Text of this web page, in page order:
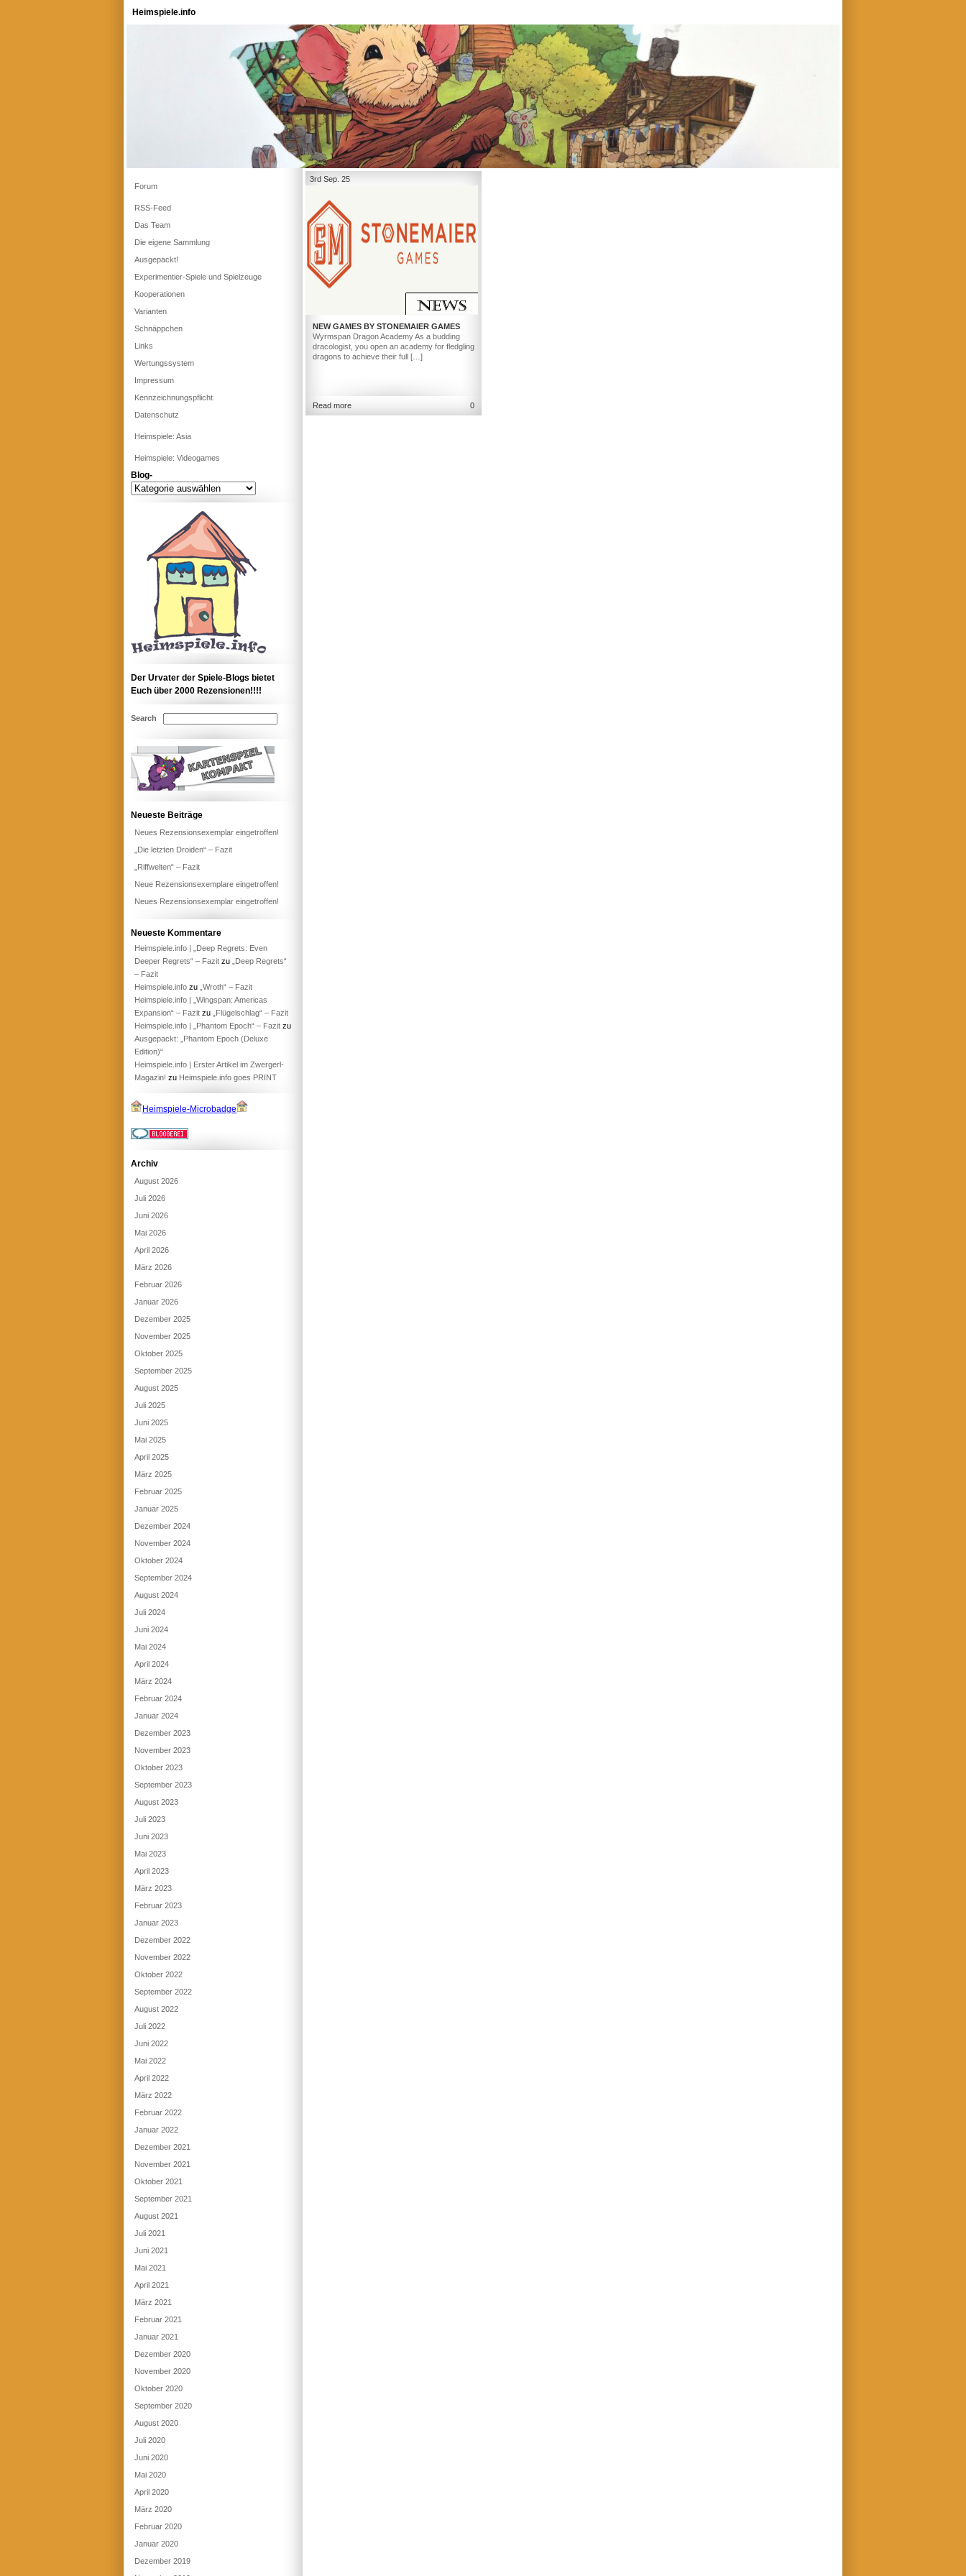
Heimspiele.info
3rd Sep. 25
NEW GAMES BY STONEMAIER GAMES
Wyrmspan Dragon Academy As a budding
dracologist, you open an academy for fledgling
dragons to achieve their full […]
Read more 0
Forum
RSS-Feed
Das Team
Die eigene Sammlung
Ausgepackt!
Experimentier-Spiele und Spielzeuge
Kooperationen
Varianten
Schnäppchen
Links
Wertungssystem
Impressum
Kennzeichnungspflicht
Datenschutz
Heimspiele: Asia
Heimspiele: Videogames
Blog-
Blog-
Der Urvater der Spiele-Blogs bietet
Euch über 2000 Rezensionen!!!!
Search
Neueste Beiträge
Neues Rezensionsexemplar eingetroffen!
„Die letzten Droiden“ – Fazit
„Riffwelten“ – Fazit
Neue Rezensionsexemplare eingetroffen!
Neues Rezensionsexemplar eingetroffen!
Neueste Kommentare
Heimspiele.info | „Deep Regrets: Even
Deeper Regrets“ – Fazit zu
„Deep Regrets“
– Fazit
Heimspiele.info zu „Wroth“ – Fazit
Heimspiele.info | „Wingspan: Americas
Expansion“ – Fazit zu
„Flügelschlag“ – Fazit
Heimspiele.info | „Phantom Epoch“ – Fazit zu
Ausgepackt: „Phantom Epoch (Deluxe
Edition)“
Heimspiele.info | Erster Artikel im Zwergerl-
Magazin! zu Heimspiele.info goes PRINT
Heimspiele-Microbadge
Archiv
August 2026
Juli 2026
Juni 2026
Mai 2026
April 2026
März 2026
Februar 2026
Januar 2026
Dezember 2025
November 2025
Oktober 2025
September 2025
August 2025
Juli 2025
Juni 2025
Mai 2025
April 2025
März 2025
Februar 2025
Januar 2025
Dezember 2024
November 2024
Oktober 2024
September 2024
August 2024
Juli 2024
Juni 2024
Mai 2024
April 2024
März 2024
Februar 2024
Januar 2024
Dezember 2023
November 2023
Oktober 2023
September 2023
August 2023
Juli 2023
Juni 2023
Mai 2023
April 2023
März 2023
Februar 2023
Januar 2023
Dezember 2022
November 2022
Oktober 2022
September 2022
August 2022
Juli 2022
Juni 2022
Mai 2022
April 2022
März 2022
Februar 2022
Januar 2022
Dezember 2021
November 2021
Oktober 2021
September 2021
August 2021
Juli 2021
Juni 2021
Mai 2021
April 2021
März 2021
Februar 2021
Januar 2021
Dezember 2020
November 2020
Oktober 2020
September 2020
August 2020
Juli 2020
Juni 2020
Mai 2020
April 2020
März 2020
Februar 2020
Januar 2020
Dezember 2019